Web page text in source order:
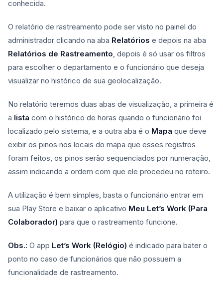
conhecida.
O relatório de rastreamento pode ser visto no painel do
administrador clicando na aba Relatórios e depois na aba
Relatórios de Rastreamento, depois é só usar os filtros
para escolher o departamento e o funcionário que deseja
visualizar no histórico de sua geolocalização.
No relatório teremos duas abas de visualização, a primeira é
a lista com o histórico de horas quando o funcionário foi
localizado pelo sistema, e a outra aba é o Mapa que deve
exibir os pinos nos locais do mapa que esses registros
foram feitos, os pinos serão sequenciados por numeração,
assim indicando a ordem com que ele procedeu no roteiro.
A utilização é bem simples, basta o funcionário entrar em
sua Play Store e baixar o aplicativo Meu Let’s Work (Para
Colaborador) para que o rastreamento funcione.
Obs.: O app Let’s Work (Relógio) é indicado para bater o
ponto no caso de funcionários que não possuem a
funcionalidade de rastreamento.